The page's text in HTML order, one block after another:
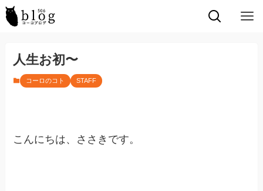
人生お初〜
コーロのコト STAFF
こんにちは、ささきです。